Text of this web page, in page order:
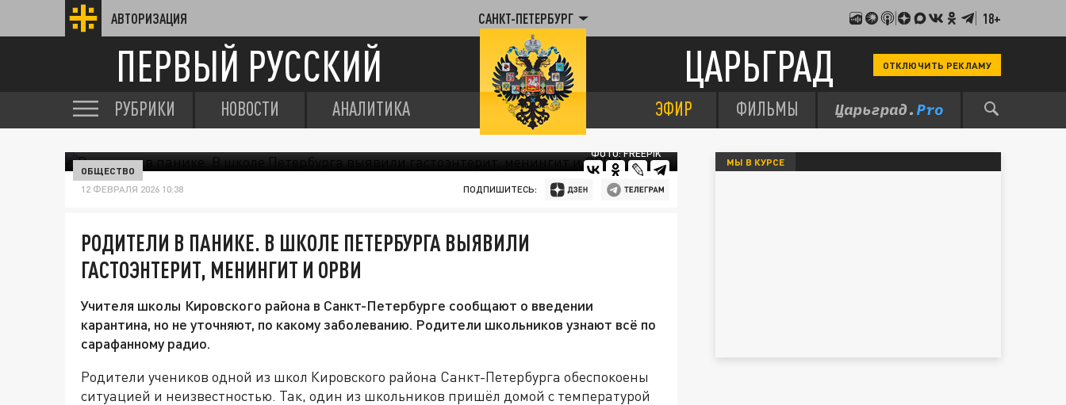
АВТОРИЗАЦИЯ САНКТ-ПЕТЕРБУРГ 18+
ПЕРВЫЙ РУССКИЙ ЦАРЬГРАД ОТКЛЮЧИТЬ РЕКЛАМУ
РУБРИКИ НОВОСТИ АНАЛИТИКА ЭФИР ФИЛЬМЫ
ФОТО: FREEPIK
ОБЩЕСТВО
12 ФЕВРАЛЯ 2026 10:38 ПОДПИШИТЕСЬ:
РОДИТЕЛИ В ПАНИКЕ. В ШКОЛЕ ПЕТЕРБУРГА ВЫЯВИЛИ
ГАСТОЭНТЕРИТ, МЕНИНГИТ И ОРВИ
Учителя школы Кировского района в Санкт-Петербурге сообщают о введении
карантина, но не уточняют, по какому заболеванию. Родители школьников узнают всё по
сарафанному радио.
Родители учеников одной из школ Кировского района Санкт-Петербурга обеспокоены
ситуацией и неизвестностью. Так, один из школьников пришёл домой с температурой
МЫ В КУРСЕ